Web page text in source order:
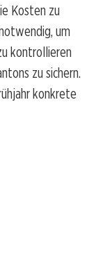
Kosten zu
um
kontrollieren
zu sichern.
konkrete